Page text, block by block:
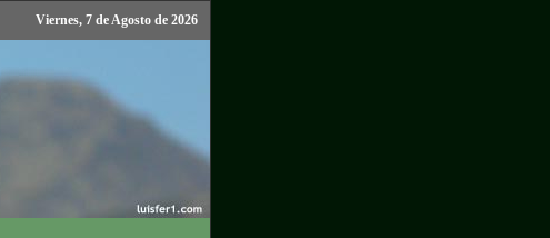
Viernes, 7 de Agosto de 2026